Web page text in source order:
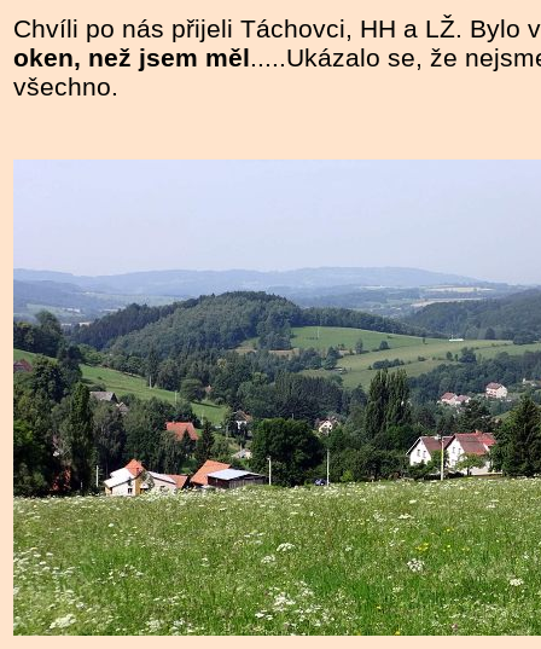
Chvíli po nás přijeli Táchovci, HH a LŽ. Bylo
oken, než jsem měl.....Ukázalo se, že
všechno.